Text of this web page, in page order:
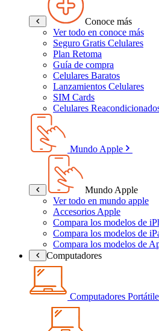
Conoce más
Ver todo en conoce más
Seguro Gratis Celulares
Plan Retoma
Guía de compra
Celulares Baratos
Lanzamientos Celulares
SIM Cards
Celulares
Mundo Apple
Mundo Apple
Ver todo en mundo apple
Accesorios Apple
Compara los modelos de
Compara los modelos de
Compara los modelos de
Computadores
Computadores